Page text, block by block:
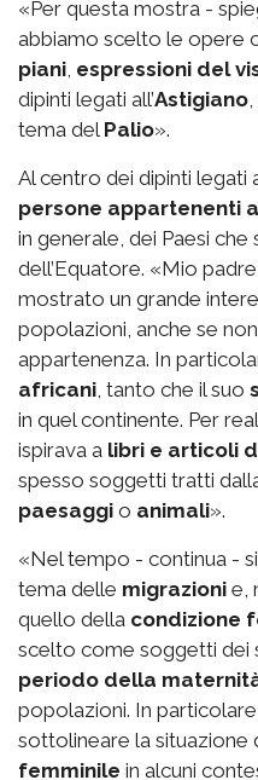
«Per questa mostra -
abbiamo scelto le opere
piani espressioni del
dipinti legati all’Astigiano
tema del Palio».
Al centro dei dipinti legati
persone appartenenti
in generale, dei Paesi che
dell’Equatore. «Mio
mostrato un grande
popolazioni, anche se
appartenenza. In
africani , tanto che il suo
in quel continente. Per
ispirava a libri e articoli
spesso soggetti tratti
paesaggi o animali».
«Nel tempo - continua -
tema delle migrazioni e,
quello della condizione
scelto come soggetti dei
periodo della
popolazioni. In
sottolineare la situazione
femminile in alcuni